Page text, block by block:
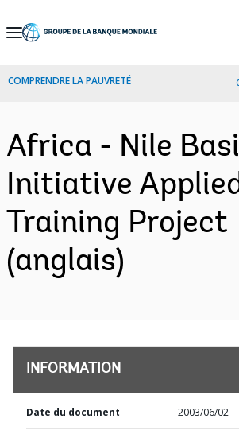
Skip
Navigation
COMPRENDRE LA PAUVRETÉ
Africa - Nile
Initiative
Training Project
(anglais)
INFORMATION
Date du document 2003/06/02